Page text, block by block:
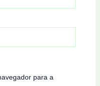
para a